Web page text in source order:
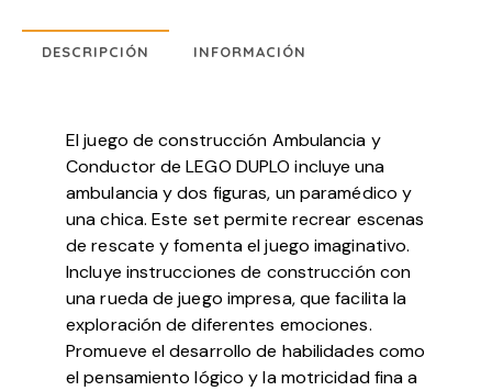
DESCRIPCIÓN INFORMACIÓN
El juego de construcción Ambulancia y
Conductor de LEGO DUPLO incluye una
ambulancia y dos figuras, un paramédico y
una chica. Este set permite recrear escenas
de rescate y fomenta el juego imaginativo.
Incluye instrucciones de construcción con
una rueda de juego impresa, que facilita la
exploración de diferentes emociones.
Promueve el desarrollo de habilidades como
el pensamiento lógico y la motricidad fina a